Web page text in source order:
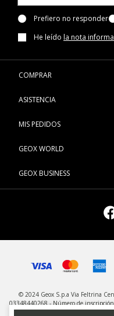
Prefiero no responder
He leído la nota
COMPRAR
ASISTENCIA
MIS PEDIDOS
GEOX WORLD
GEOX BUSINESS
© 2024 Geox S.p.a Via Feltrina
03348440268 - Número de
- Todos